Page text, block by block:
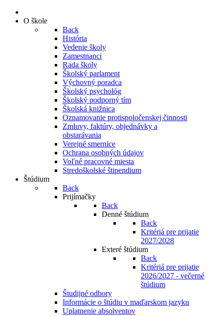
O škole
Back
História
Vedenie školy
Zamestnanci
Rada školy
Školský parlament
Výchovný poradca
Školský psychológ
Školský podporný tím
Školská knižnica
Oznamovanie protispoločenskej činnosti
Zmluvy, faktúry, objednávky a
obstarávania
Verejné smernice
Ochrana osobných údajov
Voľné pracovné miesta
Stredoškolské štipendium
Štúdium
Back
Prijímačky
Back
Denné štúdium
Back
Kritériá pre prijatie
2027/2028
Exteré štúdium
Back
Kritériá pre prijatie
2026/2027 - večerné
štúdium
Študijné odbory
Informácie o štúdiu v maďarskom jazyku
Uplatnenie absolventov